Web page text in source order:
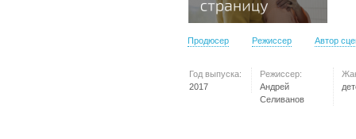
Продюсер Режиссер Автор
Год выпуска:
2017
Режиссер:
Андрей
Селиванов